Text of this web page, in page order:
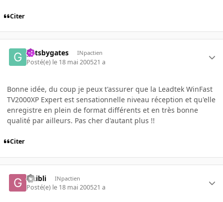
Citer
gatsbygates INpactien
Posté(e) le 18 mai 200521 a
Bonne idée, du coup je peux t'assurer que la Leadtek WinFast
TV2000XP Expert est sensationnelle niveau réception et qu'elle
enregistre en plein de format différents et en très bonne
qualité par ailleurs. Pas cher d'autant plus !!
Citer
Ghibli INpactien
Posté(e) le 18 mai 200521 a